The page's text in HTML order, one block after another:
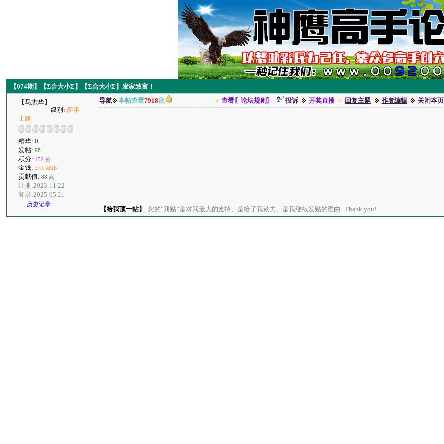
【074期】【Σ合大小Σ】【Σ合大小Σ】发家致富！
【马志华】
级别: 新手
上路
精华:0
发帖:98
积分: 152 分
金钱:273 RMB
贡献值:88 点
注册:2023-11-22
登录:2025-05-21
历史记录
导航 本帖查看7918次 查看〖论坛规则〗 投诉 开奖直播 回复主题 作者编辑 关闭本页
【给我顶一帖】 您的“顶贴”是对我最大的支持、是给了我动力、是我继续发贴的理由...Thank you!